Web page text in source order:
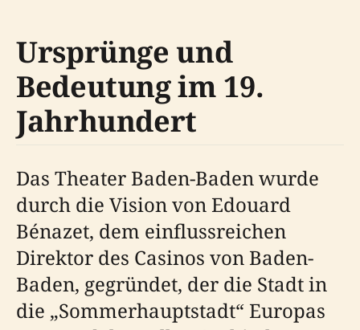
Ursprünge und
Bedeutung im 19.
Jahrhundert
Das Theater Baden-Baden wurde
durch die Vision von Edouard
Bénazet, dem einflussreichen
Direktor des Casinos von Baden-
Baden, gegründet, der die Stadt in
die „Sommerhauptstadt“ Europas